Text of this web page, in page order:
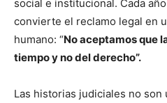
social e institucional. Cada
convierte el reclamo legal en
humano: “No aceptamos que
tiempo y no del derecho”.
Las historias judiciales no